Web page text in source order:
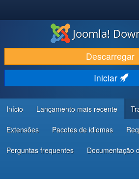
DESCARREGAR E EVOLUIR
DESCOBRIR E APRENDER
COMUNIDADE E SUPORTE
RECURSOS PARA PROGRAMADORES
Joomla!
Descarregar
Iniciar
Início Lançamento mais recente
Extensões Pacotes de idiomas
Perguntas frequentes Documentação